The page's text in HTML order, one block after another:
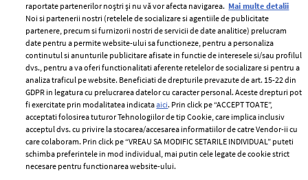
ELLE Style Awards
2024
Despre ELLE
Romania
Contact
Abonamente
Termeni si conditii
Politica de
confidențialitate
Politica de cookies
Publicitate
raportate partenerilor noștri și nu vă vor afecta navigarea. Mai multe detalii
Noi si partenerii nostri (retelele de socializare si agentiile de publicitate
partenere, precum si furnizorii nostri de servicii de date analitice) prelucram
date pentru a permite website-ului sa functioneze, pentru a personaliza
continutul si anunturile publicitare afisate in functie de interesele si/sau profilul
dvs., pentru a va oferi functionalitati aferente retelelor de socializare si pentru a
analiza traficul pe website. Beneficiati de drepturile prevazute de art. 15-22 din
GDPR in legatura cu prelucrarea datelor cu caracter personal. Aceste drepturi pot
fi exercitate prin modalitatea indicataaici. Prin click pe “ACCEPT TOATE”,
acceptati folosirea tuturor Tehnologiilor de tip Cookie, care implica inclusiv
acceptul dvs. cu privire la stocarea/accesarea informatiilor de catre Vendor-ii cu
care colaboram. Prin click pe “VREAU SA MODIFIC SETARILE INDIVIDUAL” puteti
schimba preferintele in mod individual, mai putin cele legate de cookie strict
necesare pentru functionarea website-ului.